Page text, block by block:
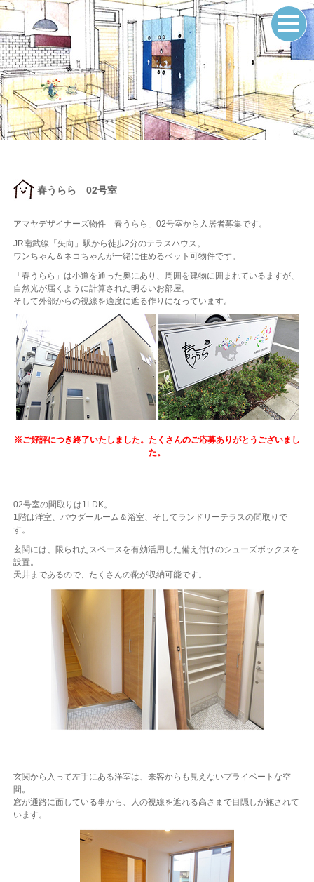
春うらら 02号室
アマヤデザイナーズ物件「春うらら」02号室から入居者募集です。
JR南武線「矢向」駅から徒歩2分のテラスハウス。
ワンちゃん＆ネコちゃんが一緒に住めるペット可物件です。
「春うらら」は小道を通った奥にあり、周囲を建物に囲まれているますが、
自然光が届くように計算された明るいお部屋。
そして外部からの視線を適度に遮る作りになっています。
※ご好評につき終了いたしました。たくさんのご応募ありがとうございまし
た。
02号室の間取りは1LDK。
1階は洋室、パウダールーム＆浴室、そしてランドリーテラスの間取りで
す。
玄関には、限られたスペースを有効活用した備え付けのシューズボックスを
設置。
天井まであるので、たくさんの靴が収納可能です。
玄関から入って左手にある洋室は、来客からも見えないプライベートな空
間。
窓が通路に面している事から、人の視線を遮れる高さまで目隠しが施されて
います。